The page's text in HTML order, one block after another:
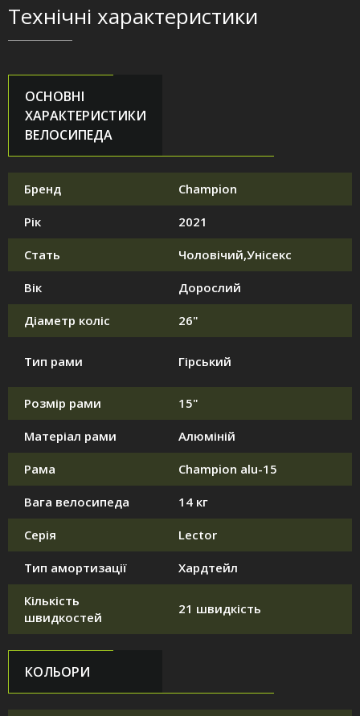
Технічні характеристики
ОСНОВНІ
ХАРАКТЕРИСТИКИ
ВЕЛОСИПЕДА
Бренд Champion
Рік 2021
Стать Чоловічий,Унісекс
Вік Дорослий
Діаметр коліс 26"
Тип рами Гірський
Розмір рами 15"
Матеріал рами Алюміній
Рама Champion alu-15
Вага велосипеда 14 кг
Серія Lector
Тип амортизації Хардтейл
Кількість
швидкостей
21 швидкість
КОЛЬОРИ